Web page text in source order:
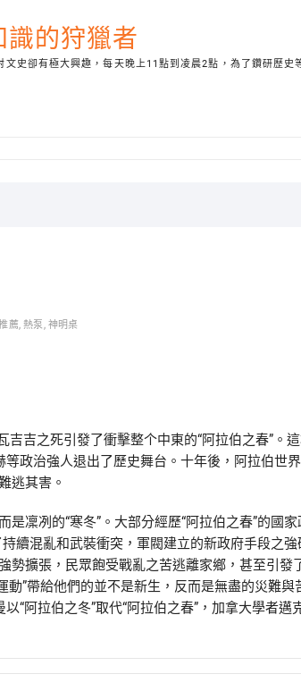
的狩獵者
史卻有極大興趣，每天晚上11點到凌晨2點，為了鑽研歷史
薦,熱泵,神明桌
吉之死引發了衝擊整个中東的“阿拉伯之春”。
政治強人退出了歷史舞台。十年後，阿拉伯世
逃其害。
凜冽的“寒冬”。大部分經歷“阿拉伯之春”的國
續混亂和武裝衝突，軍閥建立的新政府手段之強
勢擴張，民眾飽受戰亂之苦逃離家鄉，甚至引發
”帶給他們的並不是新生，反而是無盡的災難與
“阿拉伯之冬”取代“阿拉伯之春”，加拿大學者邁